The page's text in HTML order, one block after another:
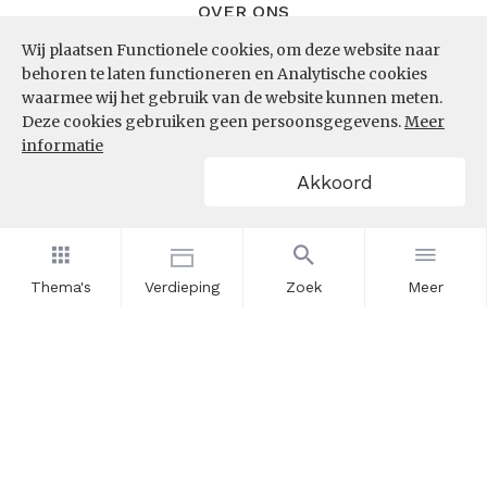
Thema's Verdieping Zoek Meer
Wij plaatsen Functionele cookies, om deze website naar
behoren te laten functioneren en Analytische cookies
waarmee wij het gebruik van de website kunnen meten.
Deze cookies gebruiken geen persoonsgegevens.Meer
informatie
Akkoord
OVER ONS
InZicht
Contact